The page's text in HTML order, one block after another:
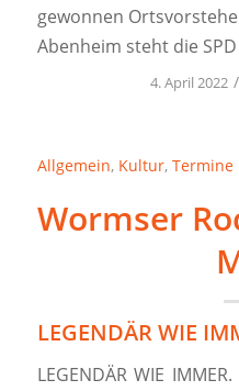
gewonnen
Abenheim steht die
4. April 2022 /
Allgemein, Kultur, Termine
Wormser
LEGENDÄR WIE
LEGENDÄR WIE